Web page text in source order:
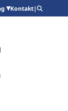
Kontakt|